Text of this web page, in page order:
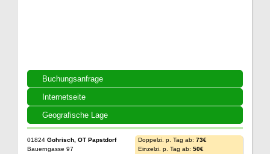
Buchungsanfrage
Internetseite
Geografische Lage
01824 Gohrisch, OT Papstdorf
Bauerngasse 97
Doppelzi. p. Tag ab: 73€
Einzelzi. p. Tag ab: 50€